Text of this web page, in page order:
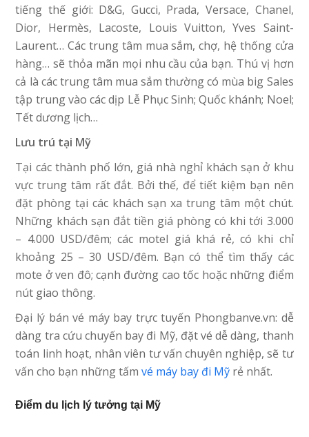
tiếng thế giới: D&G, Gucci, Prada, Versace, Chanel,
Dior, Hermès, Lacoste, Louis Vuitton, Yves Saint-
Laurent… Các trung tâm mua sắm, chợ, hệ thống cửa
hàng… sẽ thỏa mãn mọi nhu cầu của bạn. Thú vị hơn
cả là các trung tâm mua sắm thường có mùa big Sales
tập trung vào các dịp Lễ Phục Sinh; Quốc khánh; Noel;
Tết dương lịch…
Lưu trú tại Mỹ
Tại các thành phố lớn, giá nhà nghỉ khách sạn ở khu
vực trung tâm rất đắt. Bởi thế, để tiết kiệm bạn nên
đặt phòng tại các khách sạn xa trung tâm một chút.
Những khách sạn đắt tiền giá phòng có khi tới 3.000
– 4.000 USD/đêm; các motel giá khá rẻ, có khi chỉ
khoảng 25 – 30 USD/đêm. Bạn có thể tìm thấy các
mote ở ven đô; cạnh đường cao tốc hoặc những điểm
nút giao thông.
Đại lý bán vé máy bay trực tuyến Phongbanve.vn: dễ
dàng tra cứu chuyến bay đi Mỹ, đặt vé dễ dàng, thanh
toán linh hoạt, nhân viên tư vấn chuyên nghiệp, sẽ tư
vấn cho bạn những tấmvé máy bay đi Mỹ rẻ nhất.
Điểm du lịch lý tưởng tại Mỹ